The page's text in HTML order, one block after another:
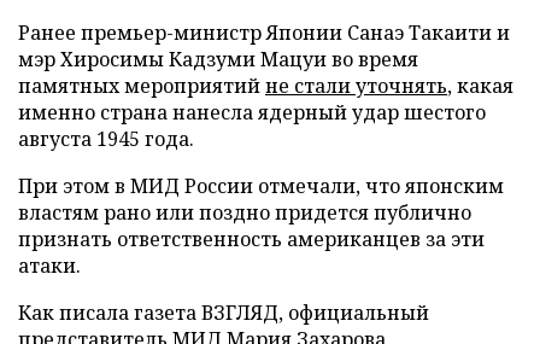
Ранее премьер-министр Японии Санаэ Такаити и
мэр Хиросимы Кадзуми Мацуи во время
памятных мероприятийне стали уточнять, какая
именно страна нанесла ядерный удар шестого
августа 1945 года.
При этом в МИД России отмечали, что японским
властям рано или поздно придется публично
признать ответственность американцев за эти
атаки.
Как писала газета ВЗГЛЯД, официальный